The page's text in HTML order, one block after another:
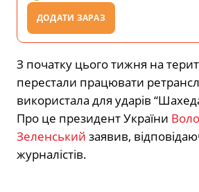
ДОДАТИ ЗАРАЗ
З початку цього тижня на
перестали працювати
використала для ударів
Про це президент України
Зеленський заявив,
журналістів.